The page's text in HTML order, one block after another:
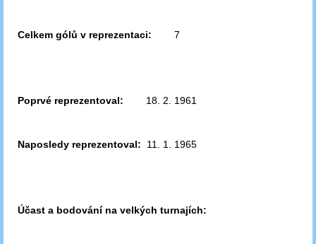
Celkem gólů v reprezentaci: 7
Poprvé reprezentoval: 18. 2. 1961
Naposledy reprezentoval: 11. 1. 1965
Účast a bodování na velkých turnajích: